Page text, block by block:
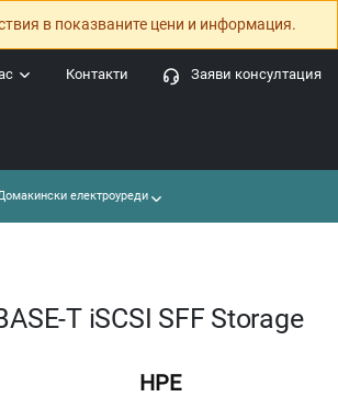
в показваните цени и информация.
Заяви консултация
Контакти
електроуреди
T iSCSI SFF Storage
HPE